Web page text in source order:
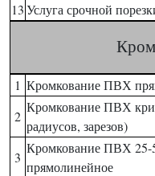
13Услуга срочной
1 Кромкование ПВХ
2
Кромкование ПВХ
радиусов, зарезов)
3
Кромкование ПВХ
прямолинейное